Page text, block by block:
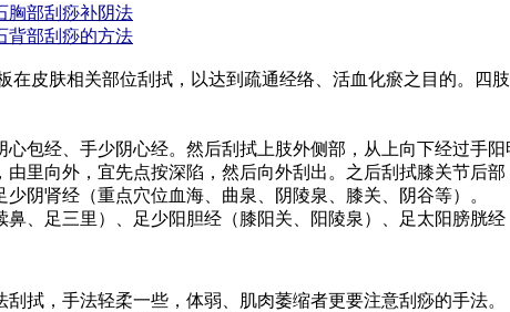
胸部刮痧补阴法
背部刮痧的方法
皮肤相关部位刮拭，以达到疏通经络、活血化瘀之目的。四
包经、手少阴心经。然后刮拭上肢外侧部，从上向下经过手阳
里向外，宜先点按深陷，然后向外刮出。之后刮拭膝关节后部
阴肾经（重点穴位血海、曲泉、阴陵泉、膝关、阴谷等）。
、足三里）、足少阳胆经（膝阳关、阳陵泉）、足太阳膀胱经
拭，手法轻柔一些，体弱、肌肉萎缩者更要注意刮痧的手法。